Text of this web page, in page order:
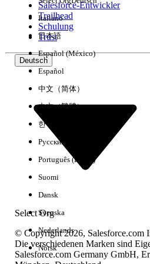
Erfahrung
Keine
Salesforce-Entwickler
Trailhead
Schulung
Trust
Deutsch
Select Org
Italiano
日本語
Español (México)
Español
中文（简体）
中文（繁體）
한국어
Русский
Português (Brasil)
Suomi
Dansk
Svenska
Nederlands
Norsk
© Copyright 2026, Salesforce.com
Die verschiedenen Marken sind
Salesforce.com Germany GmbH,